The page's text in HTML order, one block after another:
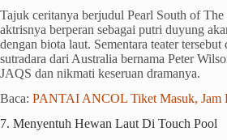
Tajuk ceritanya berjudul Pearl South of The
aktrisnya berperan sebagai putri duyung
dengan biota laut. Sementara teater
sutradara dari Australia bernama Peter
JAQS dan nikmati keseruan dramanya.
Baca: PANTAI ANCOL Tiket Masuk, Jam
7. Menyentuh Hewan Laut Di Touch Pool